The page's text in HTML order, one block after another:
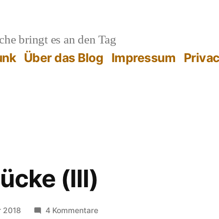
bringt es an den Tag
Über das Blog Impressum
(III)
2018 4 Kommentarezu